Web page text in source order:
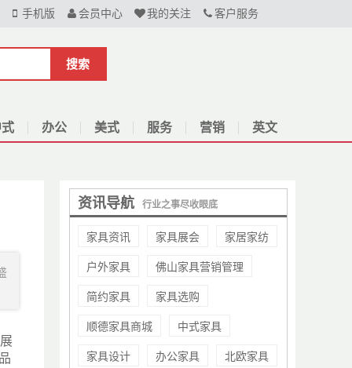
手机版 会员中心 我的关注 客户服务
搜索
办公 美式 服务 营销 英文
资讯导航 行业之事尽收眼底
家具资讯 家具展会 家居家纺
户外家具 佛山家具营销管理
简约家具 家具选购
顺德家具商城 中式家具
家具设计 办公家具 北欧家具